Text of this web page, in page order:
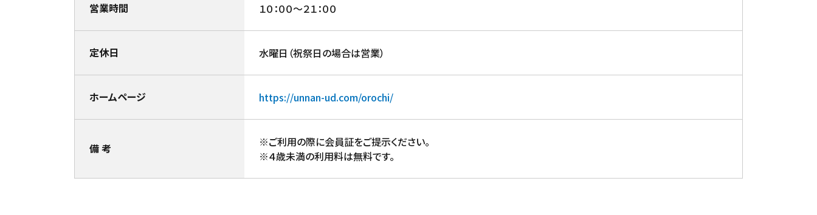
営業時間 １０：００～２１：００
定休日 水曜日（祝祭日の場合は営業）
ホームページ https://unnan-ud.com/orochi/
備 考
※ご利用の際に会員証をご提示ください。
※４歳未満の利用料は無料です。